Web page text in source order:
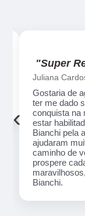
Alexsandro
Um lugar
público em
em tudo,
‹